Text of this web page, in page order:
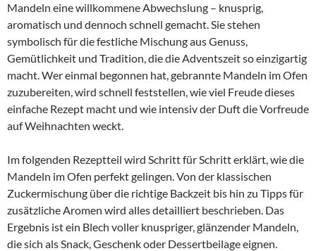
Mandeln eine willkommene Abwechslung – knusprig,
aromatisch und dennoch schnell gemacht. Sie stehen
symbolisch für die festliche Mischung aus Genuss,
Gemütlichkeit und Tradition, die die Adventszeit so einzigartig
macht. Wer einmal begonnen hat, gebrannte Mandeln im Ofen
zuzubereiten, wird schnell feststellen, wie viel Freude dieses
einfache Rezept macht und wie intensiv der Duft die Vorfreude
auf Weihnachten weckt.
Im folgenden Rezeptteil wird Schritt für Schritt erklärt, wie die
Mandeln im Ofen perfekt gelingen. Von der klassischen
Zuckermischung über die richtige Backzeit bis hin zu Tipps für
zusätzliche Aromen wird alles detailliert beschrieben. Das
Ergebnis ist ein Blech voller knuspriger, glänzender Mandeln,
die sich als Snack, Geschenk oder Dessertbeilage eignen.